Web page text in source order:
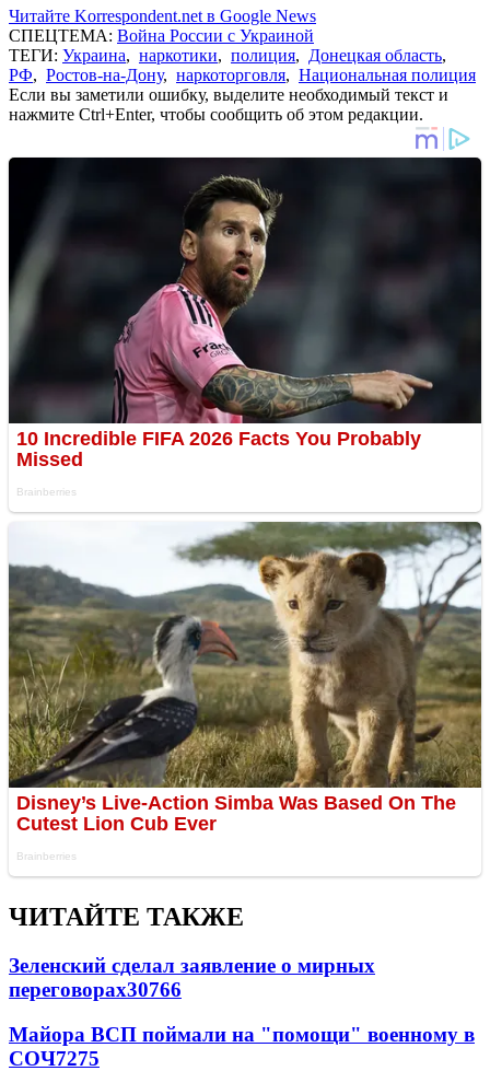
Читайте Korrespondent.net в Google News
СПЕЦТЕМА: Война России с Украиной
ТЕГИ: Украина, наркотики, полиция, Донецкая область,
РФ, Ростов-на-Дону, наркоторговля, Национальная полиция
Если вы заметили ошибку, выделите необходимый текст и
нажмите Ctrl+Enter, чтобы сообщить об этом редакции.
ЧИТАЙТЕ ТАКЖЕ
Зеленский сделал заявление о мирных
переговорах30766
Майора ВСП поймали на "помощи" военному в
СОЧ7275